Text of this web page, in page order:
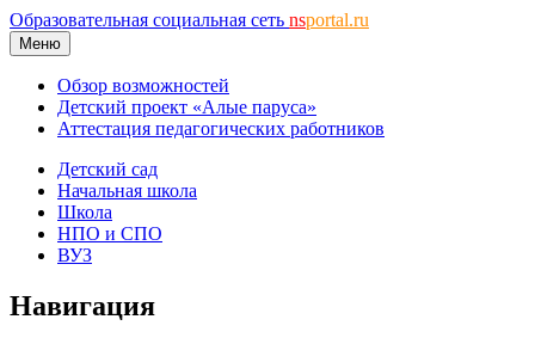
Образовательная социальная сеть nsportal.ru
Меню
Обзор возможностей
Детский проект «Алые паруса»
Аттестация педагогических работников
Детский сад
Начальная школа
Школа
НПО и СПО
ВУЗ
Навигация